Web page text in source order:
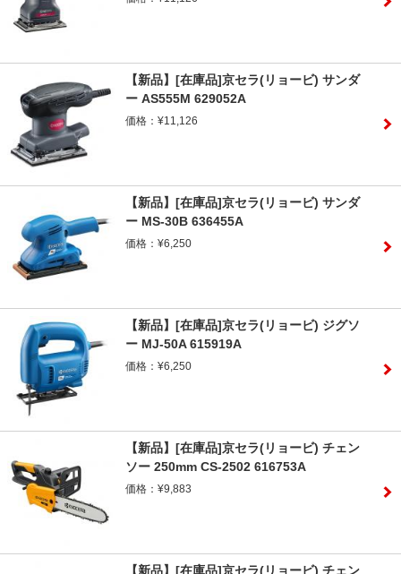
【新品】[在庫品]京セラ(リョービ) サンダ
ー AS555M 629052A
価格：¥11,126
【新品】[在庫品]京セラ(リョービ) サンダ
ー MS-30B 636455A
価格：¥6,250
【新品】[在庫品]京セラ(リョービ) ジグソ
ー MJ-50A 615919A
価格：¥6,250
【新品】[在庫品]京セラ(リョービ) チェン
ソー 250mm CS-2502 616753A
価格：¥9,883
【新品】[在庫品]京セラ(リョービ) チェン